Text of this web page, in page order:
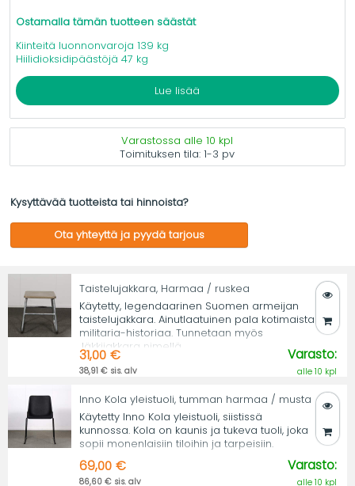
Ostamalla tämän tuotteen säästät
Kiinteitä luonnonvaroja 139 kg
Hiilidioksidipäästöjä 47 kg
Lue lisää
Varastossa alle 10 kpl
Toimituksen tila:1-3 pv
Kysyttävää tuotteista tai hinnoista?
Ota yhteyttä ja pyydä tarjous
Taistelujakkara, Harmaa / ruskea
Käytetty, legendaarinen Suomen armeijan
taistelujakkara. Ainutlaatuinen pala kotimaista
militaria-historiaa. Tunnetaan myös
Jäkkijakkara nimellä.
31,00 €
38,91 € sis. alv
Varasto:
alle 10 kpl
Inno Kola yleistuoli, tumman harmaa / musta
Käytetty Inno Kola yleistuoli, siistissä
kunnossa. Kola on kaunis ja tukeva tuoli, joka
sopii monenlaisiin tiloihin ja tarpeisiin.
69,00 €
86,60 € sis. alv
Varasto:
alle 10 kpl